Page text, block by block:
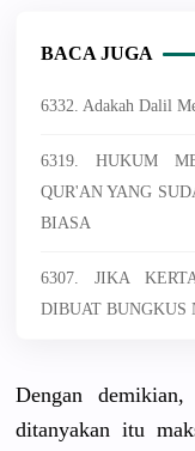
BACA JUGA
6332. Adakah Dalil
6319. HUKUM
QUR'AN YANG
BIASA
6307. JIKA
DIBUAT BUNGKUS
Dengan
ditanyakan itu